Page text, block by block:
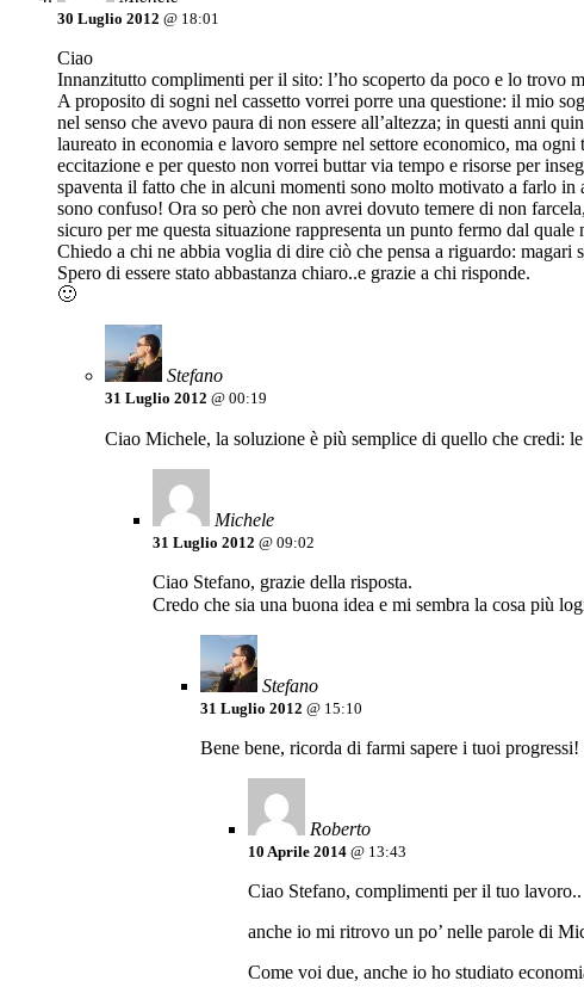
30 Luglio 2012 @ 18:01
Ciao
Innanzitutto complimenti per il sito: l’ho scoperto da poco e lo trovo
A proposito di sogni nel cassetto vorrei porre una questione: il mio
nel senso che avevo paura di non essere all’altezza; in questi anni
laureato in economia e lavoro sempre nel settore economico, ma
eccitazione e per questo non vorrei buttar via tempo e risorse per
spaventa il fatto che in alcuni momenti sono molto motivato a farlo in
sono confuso! Ora so però che non avrei dovuto temere di non
sicuro per me questa situazione rappresenta un punto fermo dal
Chiedo a chi ne abbia voglia di dire ciò che pensa a riguardo:
Spero di essere stato abbastanza chiaro..e grazie a chi risponde.
🙂
Stefano
31 Luglio 2012 @ 00:19
Ciao Michele, la soluzione è più semplice di quello che credi:
Michele
31 Luglio 2012 @ 09:02
Ciao Stefano, grazie della risposta.
Credo che sia una buona idea e mi sembra la cosa più
Stefano
31 Luglio 2012 @ 15:10
Bene bene, ricorda di farmi sapere i tuoi
Roberto
10 Aprile 2014 @ 13:43
Ciao Stefano, complimenti per il tuo lavoro..
anche io mi ritrovo un po’ nelle parole di
Come voi due, anche io ho studiato